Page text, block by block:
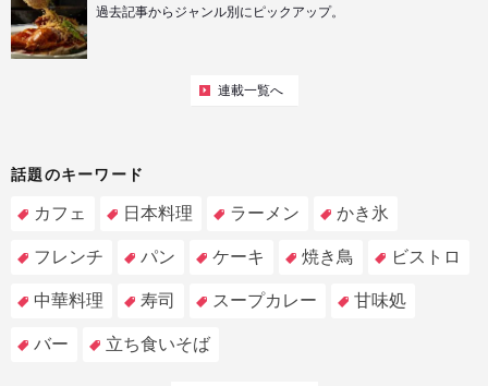
過去記事からジャンル別にピックアップ。
連載一覧へ
話題のキーワード
カフェ 日本料理 ラーメン かき氷
フレンチ パン ケーキ 焼き鳥 ビストロ
中華料理 寿司 スープカレー 甘味処
バー 立ち食いそば